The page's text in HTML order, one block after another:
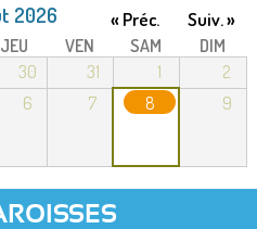
2026 « Préc. Suiv. »
JEU VEN SAM
DIM
30 31 1
2
6 7 8 9